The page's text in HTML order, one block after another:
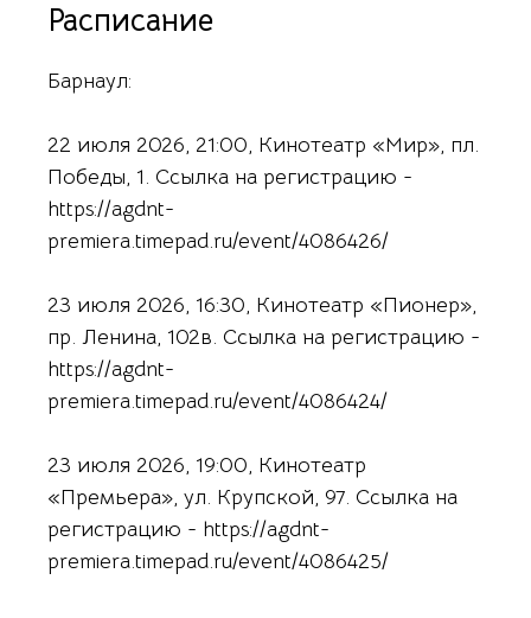
Расписание
Барнаул:
22 июля 2026, 21:00, Кинотеатр «Мир», пл.
Победы, 1. Ссылка на регистрацию -
https://agdnt-
premiera.timepad.ru/event/4086426/
23 июля 2026, 16:30, Кинотеатр «Пионер»,
пр. Ленина, 102в. Ссылка на регистрацию -
https://agdnt-
premiera.timepad.ru/event/4086424/
23 июля 2026, 19:00, Кинотеатр
«Премьера», ул. Крупской, 97. Ссылка на
регистрацию - https://agdnt-
premiera.timepad.ru/event/4086425/